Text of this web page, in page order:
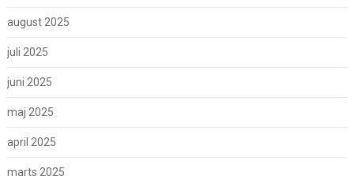
august 2025
juli 2025
juni 2025
maj 2025
april 2025
marts 2025